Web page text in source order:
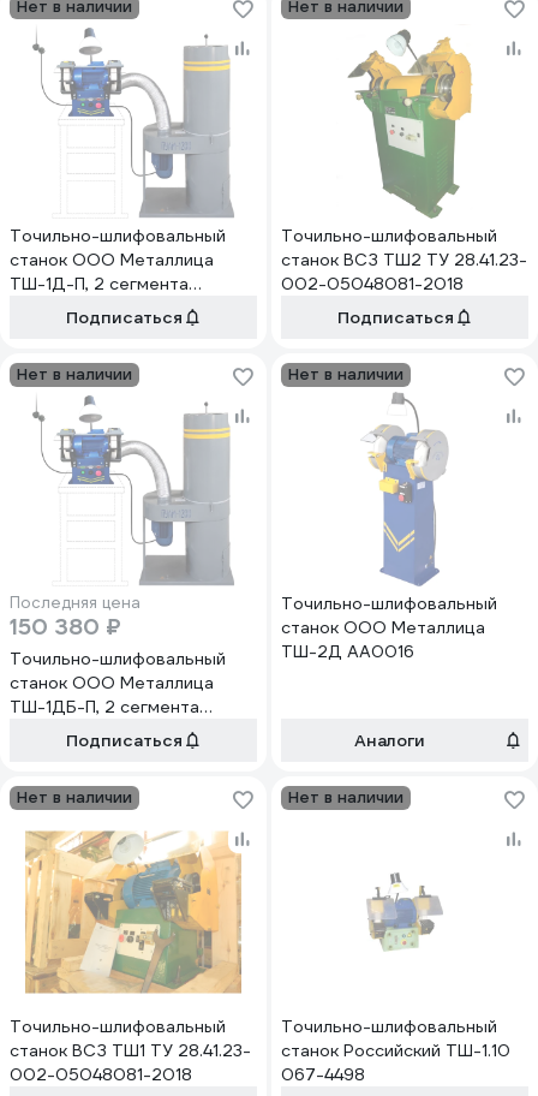
Нет в наличии
Точильно-шлифовальный
станок ООО Металлица
ТШ-1Д-П, 2 сегмента
АА0014Подписаться
Нет в наличии
Точильно-шлифовальный
станок ВСЗ ТШ2 ТУ 28.41.23-
002-05048081-2018
Подписаться
Нет в наличии
Последняя цена
150 380 ₽
Точильно-шлифовальный
станок ООО Металлица
ТШ-1ДБ-П, 2 сегмента
АА0015Подписаться
Нет в наличии
Точильно-шлифовальный
станок ООО Металлица
ТШ-2Д АА0016
Аналоги
Нет в наличии
Точильно-шлифовальный
станок ВСЗ ТШ1 ТУ 28.41.23-
002-05048081-2018
Нет в наличии
Точильно-шлифовальный
станок Российский ТШ-1.10
067-4498